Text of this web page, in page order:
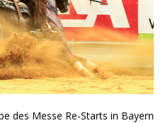
des Messe Re-Starts in Bayern